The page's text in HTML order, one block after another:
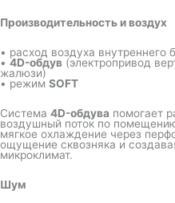
Производительность и воздух
• расход воздуха внутреннего
• 4D-обдув (электропривод
жалюзи)
• режим SOFT
Система 4D-обдува помогает
воздушный поток по
мягкое охлаждение через
ощущение сквозняка и
микроклимат.
Шум